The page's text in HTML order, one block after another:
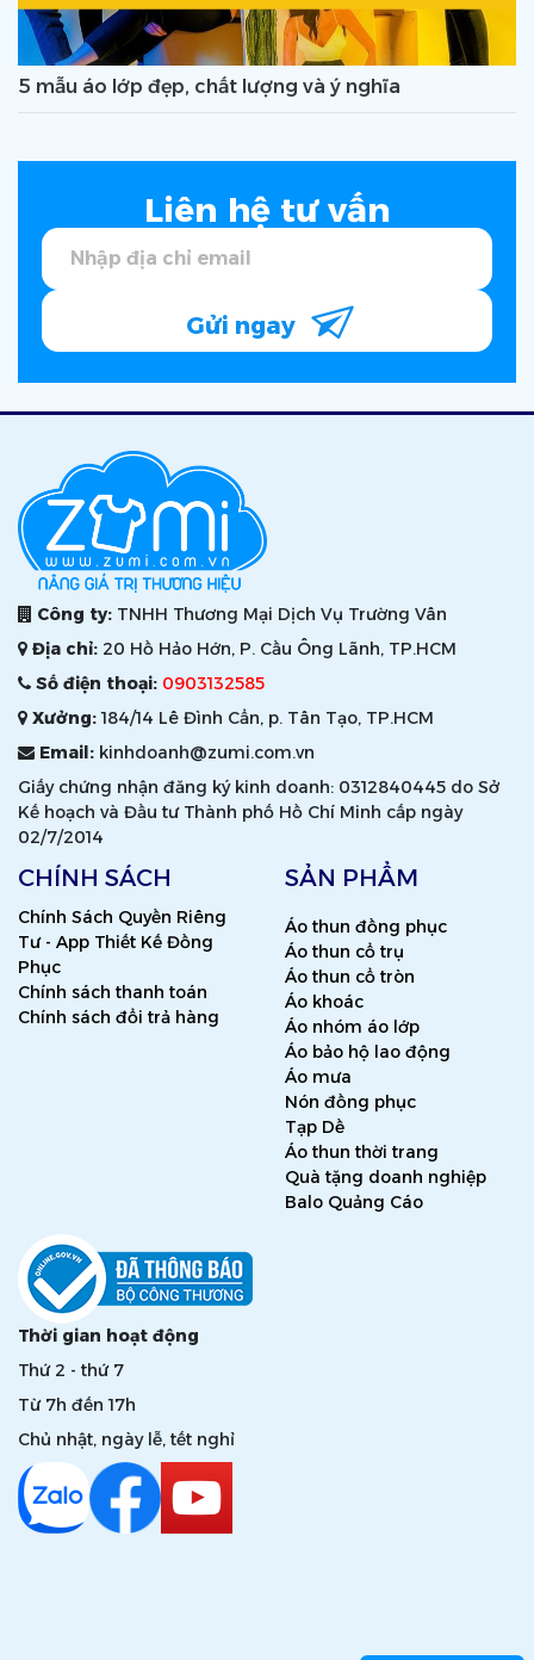
5 mẫu áo lớp đẹp, chất lượng và ý nghĩa
Liên hệ tư vấn
Gửi ngay
Công ty: TNHH Thương Mại Dịch Vụ Trường Vân
Địa chỉ: 20 Hồ Hảo Hớn, P. Cầu Ông Lãnh, TP.HCM
Số điện thoại: 0903132585
Xưởng:184/14 Lê Đình Cẩn, p. Tân Tạo, TP.HCM
Email: kinhdoanh@zumi.com.vn
Giấy chứng nhận đăng ký kinh doanh: 0312840445 do Sở
Kế hoạch và Đầu tư Thành phố Hồ Chí Minh cấp ngày
02/7/2014
CHÍNH SÁCH
Chính Sách Quyền Riêng
Tư - App Thiết Kế Đồng
Phục
Chính sách thanh toán
Chính sách đổi trả hàng
SẢN PHẨM
Áo thun đồng phục
Áo thun cổ trụ
Áo thun cổ tròn
Áo khoác
Áo nhóm áo lớp
Áo bảo hộ lao động
Áo mưa
Nón đồng phục
Tạp Dề
Áo thun thời trang
Quà tặng doanh nghiệp
Balo Quảng Cáo
Thời gian hoạt động
Thứ 2 - thứ 7
Từ 7h đến 17h
Chủ nhật, ngày lễ, tết nghỉ